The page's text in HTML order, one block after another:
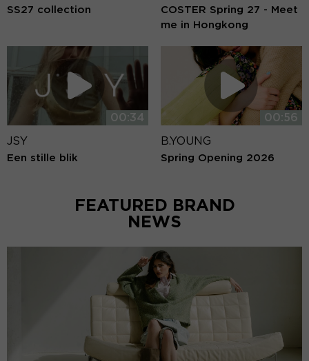
SS27 collection
COSTER Spring 27 - Meet
me in Hongkong
00:34
JSY
Een stille blik
00:56
B.YOUNG
Spring Opening 2026
FEATURED BRAND
NEWS